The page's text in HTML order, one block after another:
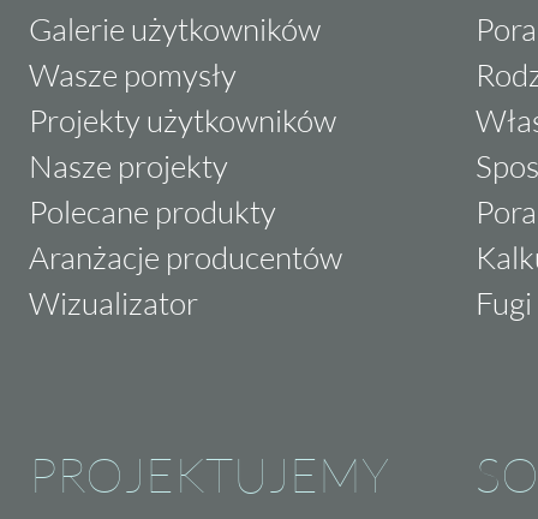
Galerie użytkowników
Wasze pomysły
Projekty użytkowników
Nasze projekty
Polecane produkty
Aranżacje producentów
Wizualizator
PROJEKTUJEMY